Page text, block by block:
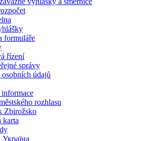
formuláře
řízení
správy
osobních údajů
rozhlasu
Zbirožsko
karta